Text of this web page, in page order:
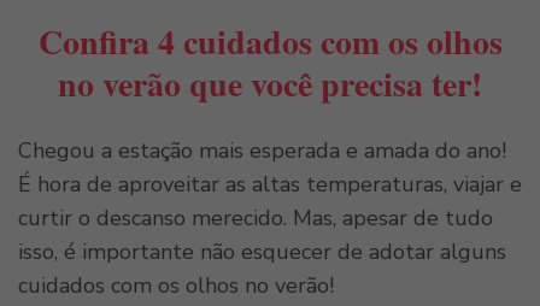
Confira 4 cuidados com os olhos
no verão que você precisa ter!
Chegou a estação mais esperada e amada do ano!
É hora de aproveitar as altas temperaturas, viajar e
curtir o descanso merecido. Mas, apesar de tudo
isso, é importante não esquecer de adotar alguns
cuidados com os olhos no verão!